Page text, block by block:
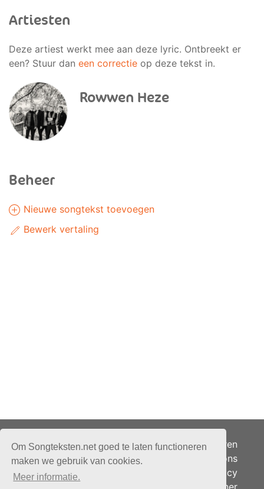
Om Songteksten.net goed te laten functioneren
maken we gebruik van cookies.
Meer informatie.
Artiesten
Deze artiest werkt mee aan deze lyric. Ontbreekt er
een? Stuur dan een correctie op deze tekst in.
Rowwen Heze
Beheer
Nieuwe songtekst toevoegen
Bewerk vertaling
Adverteren
Over ons
Je privacy
Partner